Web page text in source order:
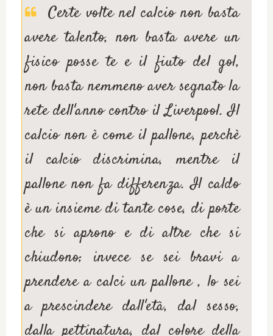
Certe volte nel calcio non basta
avere talento, non basta avere un
fisico posse te e il fiuto del gol,
non basta nemmeno aver segnato la
rete dell'anno contro il Liverpool. Il
calcio non è come il pallone, perchè
il calcio discrimina, mentre il
pallone non fa differenza. Il caldo
è un insieme di tante cose, di porte
che si aprono e di altre che si
chiudono; invece se sei bravi a
prendere a calci un pallone , lo sei
a prescindere dall'età, dal sesso,
dalla pettinatura, dal colore della